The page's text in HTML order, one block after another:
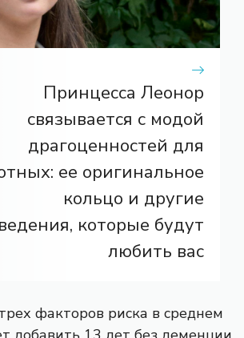
Принцесса Леонор
связывается с модой
драгоценностей для
ее оригинальное
кольцо и другие
которые будут
любить вас